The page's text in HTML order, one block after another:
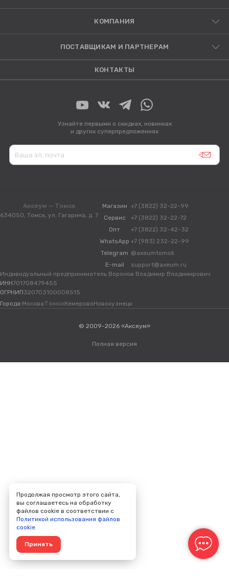
КОМПАНИЯ
ПОСТАВЩИКАМ И ПАРТНЕРАМ
КОНТАКТЫ
Узнайте первыми о скидках, новинках
и других суперпредложениях
Аксеум — Томск
634050, Томск, ул. Гагарина, д. 7
Магазин +7 (3822) 32-22-99
Сервис
+7 (3822) 32-22-72
Опт
+7 (3822) 32-42-32
WhatsApp +7 (983) 232-22-99
Telegram @axeumtomsk
E-mail
support@axeum.ru
Индивидуальный предприниматель Воронов Владимир Владимирович
ИНН701708479455
ОГРНИП320703100008515
Города:МоскваТомскКемеровоНовокузнецк
© 2009-2026 «Аксеум»
Полная версия
Продолжая просмотр этого сайта,
вы соглашаетесь на обработку
файлов cookie в соответствии с
Политикой использования файлов
cookie
Принять